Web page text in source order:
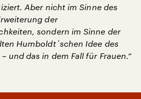
Aber nicht im Sinne des
der
sondern im Sinne der
Humboldt´schen Idee des
und das in dem Fall für Frauen.“